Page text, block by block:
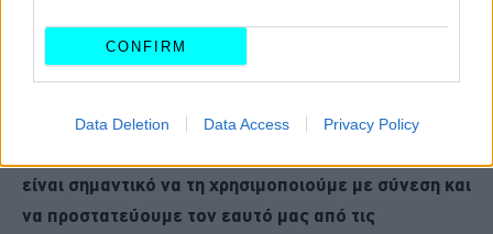
CONFIRM
Data Deletion Data Access Privacy Policy
είναι σημαντικό να τη χρησιμοποιούμε με σύνεση και
να προστατεύουμε τον εαυτό μας από τις